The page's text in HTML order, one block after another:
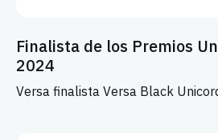
Finalista de los Premios
2024
Versa finalista Versa Black